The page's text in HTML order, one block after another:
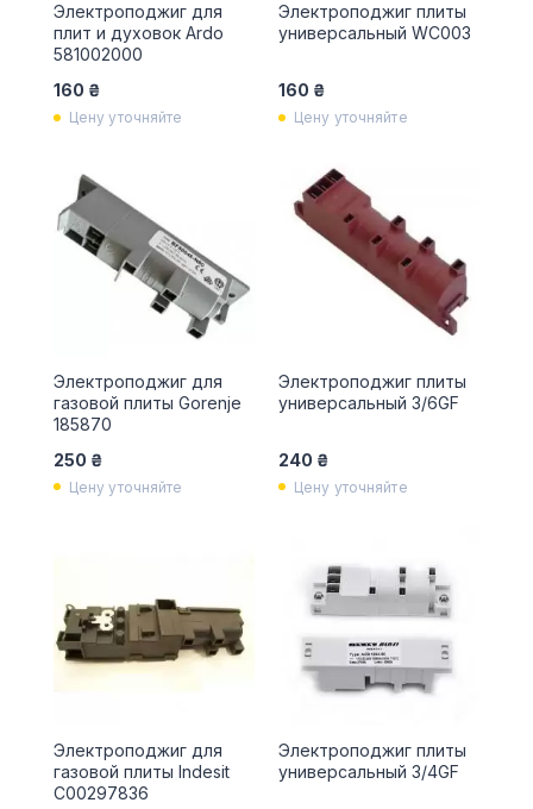
Электроподжиг для
плит и духовок Ardo
581002000
160 ₴
Цену уточняйте
Электроподжиг плиты
универсальный WC003
160 ₴
Цену уточняйте
Электроподжиг для
газовой плиты Gorenje
185870
250 ₴
Цену уточняйте
Электроподжиг плиты
универсальный 3/6GF
240 ₴
Цену уточняйте
Электроподжиг для
газовой плиты Indesit
C00297836
Электроподжиг плиты
универсальный 3/4GF